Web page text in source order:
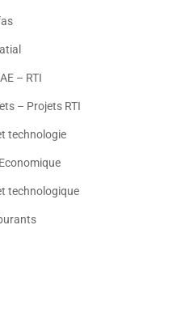
– RTI
– Projets RTI
technologie
technologique